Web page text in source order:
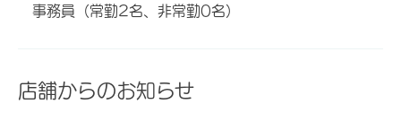
事務員（常勤2名、非常勤0名）
店舗からのお知らせ